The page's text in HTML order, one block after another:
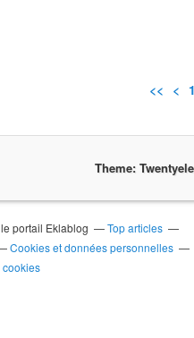
<< <
Theme:
portail Eklablog
Top articles
Cookies et données personnelles
cookies